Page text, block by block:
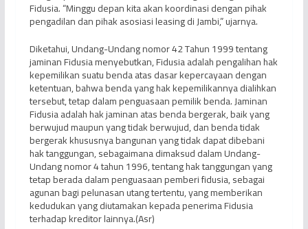
Fidusia. “Minggu depan kita akan koordinasi dengan pihak
pengadilan dan pihak asosiasi leasing di Jambi,” ujarnya.
Diketahui, Undang-Undang nomor 42 Tahun 1999 tentang
jaminan Fidusia menyebutkan, Fidusia adalah pengalihan hak
kepemilikan suatu benda atas dasar kepercayaan dengan
ketentuan, bahwa benda yang hak kepemilikannya dialihkan
tersebut, tetap dalam penguasaan pemilik benda. Jaminan
Fidusia adalah hak jaminan atas benda bergerak, baik yang
berwujud maupun yang tidak berwujud, dan benda tidak
bergerak khususnya bangunan yang tidak dapat dibebani
hak tanggungan, sebagaimana dimaksud dalam Undang-
Undang nomor 4 tahun 1996, tentang hak tanggungan yang
tetap berada dalam penguasaan pemberi fidusia, sebagai
agunan bagi pelunasan utang tertentu, yang memberikan
kedudukan yang diutamakan kepada penerima Fidusia
terhadap kreditor lainnya.(Asr)